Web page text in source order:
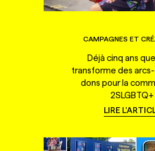
CAMPAGNES ET
Déjà cinq ans
transforme des
dons pour la
2SLGBTQ+
LIRE